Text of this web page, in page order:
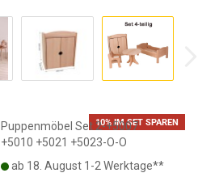
10% IM SET SPAREN
Puppenmöbel Set 2-+5007
+5010 +5021 +5023-O-O
ab 18. August 1-2 Werktage**